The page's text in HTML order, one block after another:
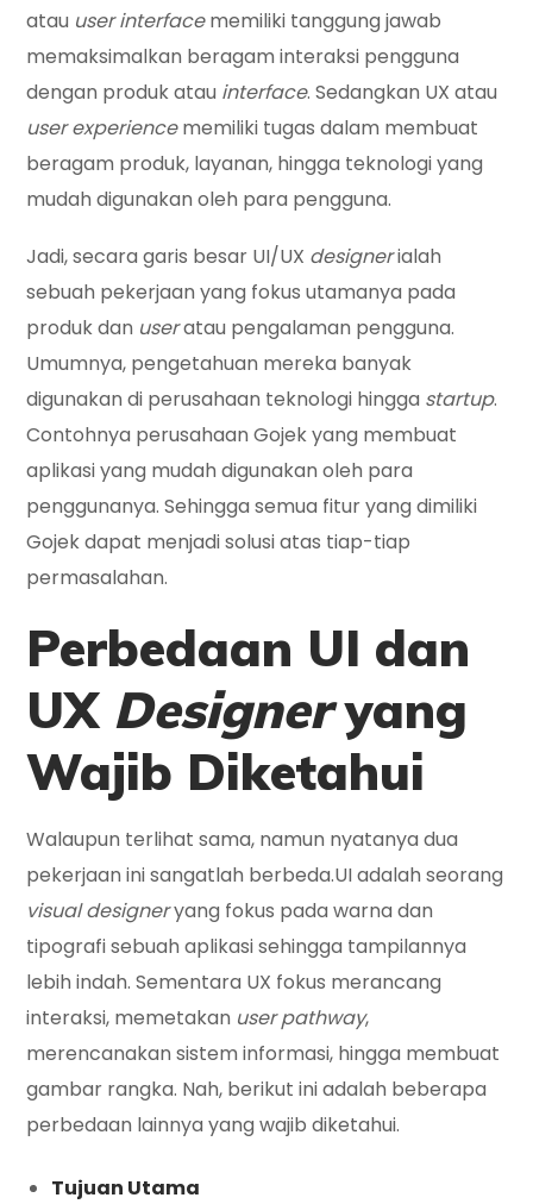
atau user interfacememiliki tanggung jawab
memaksimalkan beragam interaksi pengguna
dengan produk atau interface. Sedangkan UX atau
user experiencememiliki tugas dalam membuat
beragam produk, layanan, hingga teknologi yang
mudah digunakan oleh para pengguna.
Jadi, secara garis besar UI/UX designerialah
sebuah pekerjaan yang fokus utamanya pada
produk dan useratau pengalaman pengguna.
Umumnya, pengetahuan mereka banyak
digunakan di perusahaan teknologi hingga startup.
Contohnya perusahaan Gojek yang membuat
aplikasi yang mudah digunakan oleh para
penggunanya. Sehingga semua fitur yang dimiliki
Gojek dapat menjadi solusi atas tiap-tiap
permasalahan.
Perbedaan UI dan
UXDesigneryang
Wajib Diketahui
Walaupun terlihat sama, namun nyatanya dua
pekerjaan ini sangatlah berbeda.UI adalah seorang
visualdesigneryang fokus pada warna dan
tipografi sebuah aplikasi sehingga tampilannya
lebih indah. Sementara UX fokus merancang
interaksi, memetakan user pathway,
merencanakan sistem informasi, hingga membuat
gambar rangka. Nah, berikut ini adalah beberapa
perbedaan lainnya yang wajib diketahui.
Tujuan Utama